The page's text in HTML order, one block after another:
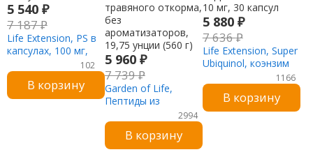
5 540 ₽
7 187₽
Life Extension, PS в
капсулах, 100 мг,
100 вегетарианских
капсул
102
В корзину
5 960 ₽
7 739₽
Garden of Life,
Пептиды из
коллагена из мяса
животных
травяного откорма,
без
2994
В корзину
5 880 ₽
7 636₽
Life Extension, Super
Ubiquinol, коэнзим
пирролохинолинхинон,
10 мг, 30 капсул
1166
В корзину